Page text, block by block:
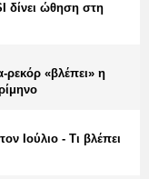
δίνει ώθηση στη
ρεκόρ «βλέπει» η
Ιούλιο - Τι βλέπει